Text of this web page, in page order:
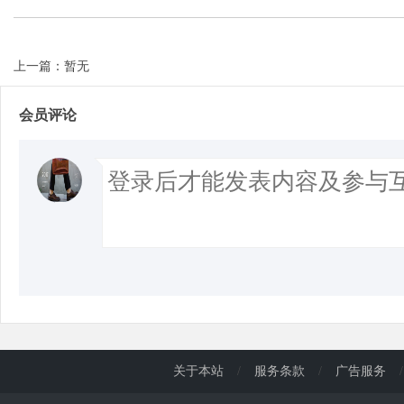
上一篇：暂无
会员评论
关于本站 / 服务条款 / 广告服务 /